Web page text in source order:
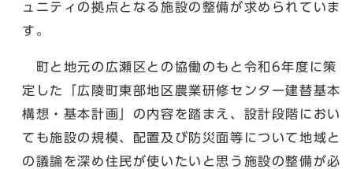
ュニティの拠点となる施設の整備が求められていま
す。
町と地元の広瀬区との協働のもと令和6年度に策
定した「広陵町東部地区農業研修センター建替基本
構想・基本計画」の内容を踏まえ、設計段階におい
ても施設の規模、配置及び防災面等について地域と
の議論を深め住民が使いたいと思う施設の整備が必